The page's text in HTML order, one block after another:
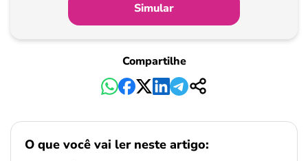
Simular
Compartilhe
O que você vai ler neste artigo: